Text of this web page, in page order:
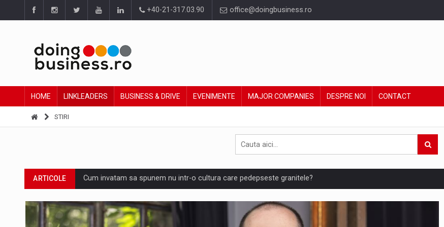
+40-21-317.03.90 office@doingbusiness.ro
HOME LINKLEADERS BUSINESS & DRIVE EVENIMENTE MAJOR COMPANIES DESPRE NOI CONTACT
STIRI
ARTICOLE Cum invatam sa spunem nu intr-o cultura care pedepseste granitele?
ARTICOLE Ingredient Spotlight: What SKU Level Tracking Reveals About Bakuchiol's Evolution
ARTICOLE Producatorii si comerciantii care nu se supun noilor reglementari UE privind ambalajele pot risca retragerea